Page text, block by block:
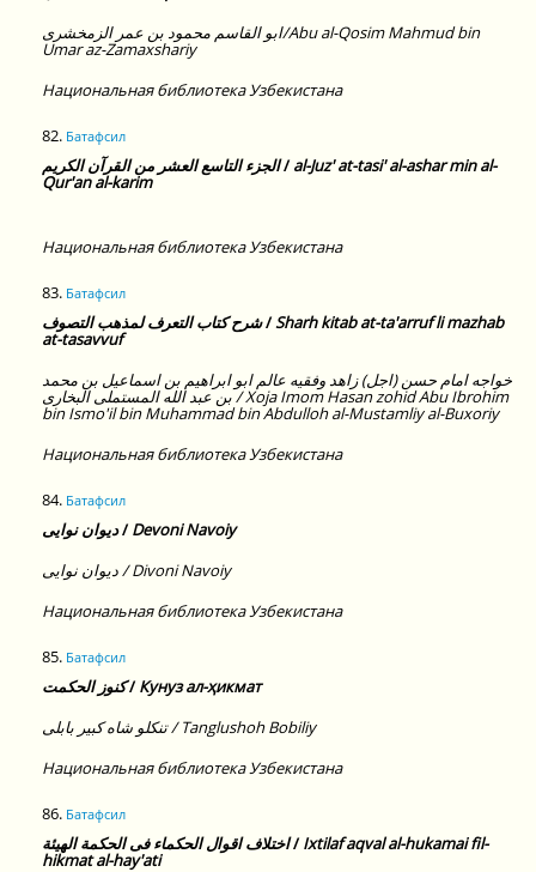
ابو القاسم محمود بن عمر الزمخشرى/Abu al-Qosim Mahmud bin
Umar az-Zamaxshariy
Национальная библиотека Узбекистана
82. Батафсил
الجزء التاسع العشر من القرآن الكريم/al-Juz' at-tasi' al-ashar min al-
Qur'an al-karim
Национальная библиотека Узбекистана
83. Батафсил
شرح كتاب التعرف لمذهب التصوف/Sharh kitab at-ta'arruf li mazhab
at-tasavvuf
خواجه امام حسن (اجل) زاهد وفقيه عالم ابو ابراهيم بن اسماعيل بن محمد
بن عبد الله المستملى البخارى / Xoja Imom Hasan zohid Abu Ibrohim
bin Ismo'il bin Muhammad bin Abdulloh al-Mustamliy al-Buxoriy
Национальная библиотека Узбекистана
84. Батафсил
ديوان نوايى/Devoni Navoiy
ديوان نوايى / Divoni Navoiy
Национальная библиотека Узбекистана
85. Батафсил
كنوز الحكمت/Кунуз ал-ҳикмат
تنكلو شاه كبير بابلى / Tanglushoh Bobiliy
Национальная библиотека Узбекистана
86. Батафсил
اختلاف اقوال الحكماء فى الحكمة الهيئة/Ixtilaf aqval al-hukamai fil-
hikmat al-hay'ati